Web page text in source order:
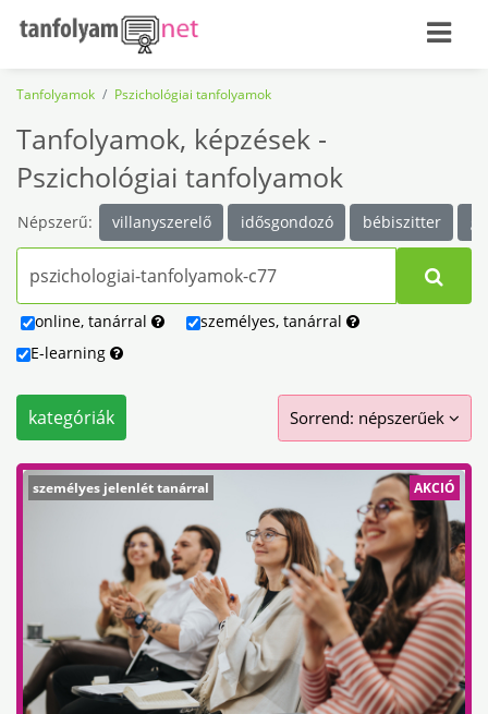
Tanfolyamok Pszichológiai tanfolyamok
Tanfolyamok, képzések -
Pszichológiai tanfolyamok
Népszerű: villanyszerelő idősgondozó bébiszitter
online, tanárral személyes, tanárral
E-learning
kategóriák Sorrend: népszerűek
személyes jelenlét tanárral AKCIÓ